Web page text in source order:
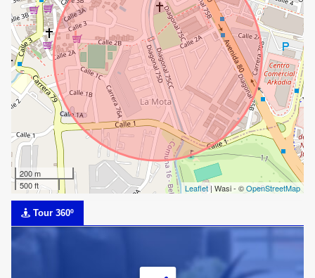
200 m
500 ft
Leaflet | Wasi - ©OpenStreetMap
Tour 360º